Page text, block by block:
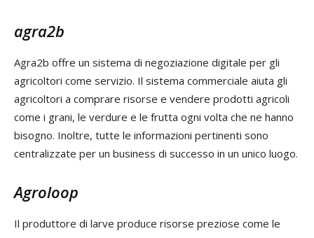
agra2b
Agra2b offre un sistema di negoziazione digitale per gli
agricoltori come servizio. Il sistema commerciale aiuta gli
agricoltori a comprare risorse e vendere prodotti agricoli
come i grani, le verdure e le frutta ogni volta che ne hanno
bisogno. Inoltre, tutte le informazioni pertinenti sono
centralizzate per un business di successo in un unico luogo.
Agroloop
Il produttore di larve produce risorse preziose come le